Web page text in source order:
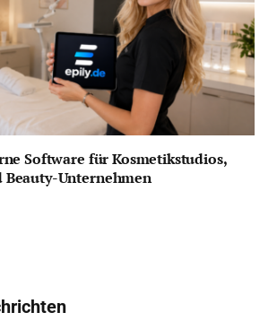
Software für Kosmetikstudios,
Unternehmen